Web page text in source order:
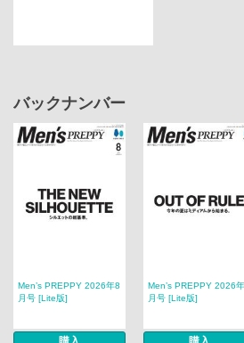
バックナンバー
Men’s PREPPY 2026年8
月号 [Lite版]
Men’s PREPPY 2026
月号 [Lite版]